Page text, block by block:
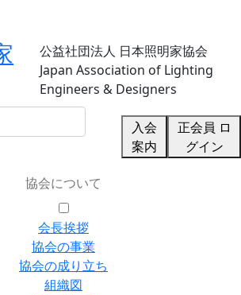
公益社団法人 日本照明家協会
Japan Association of Lighting
Engineers & Designers
入会
案内
正会員 ロ
グイン
協会について
会長挨拶
協会の事業
協会の成り立ち
組織図